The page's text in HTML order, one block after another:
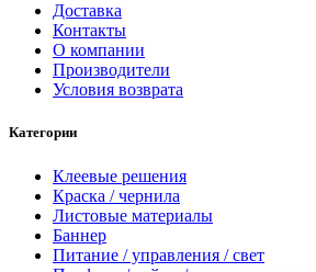
Доставка
Контакты
О компании
Производители
Условия возврата
Категории
Клеевые решения
Краска / чернила
Листовые материалы
Баннер
Питание / управления / свет